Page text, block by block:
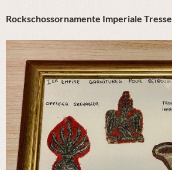
Rockschossornamente Imperiale Tresse